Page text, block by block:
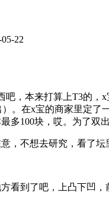
22
吧，本来打算上T3的，
。在x宝的商家里定了
多100块，哎。为了双
，不想去研究，看了
看到了吧，上凸下凹